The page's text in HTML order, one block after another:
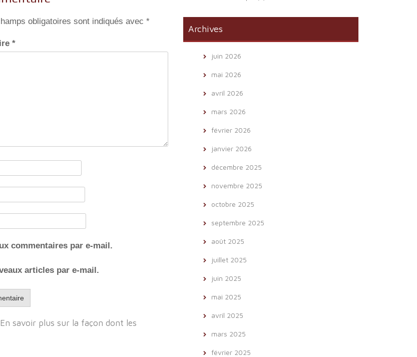
obligatoires sont indiqués avec *
*
commentaires par e-mail.
articles par e-mail.
En savoir plus sur la façon dont les
Archives
juin 2026
mai 2026
avril 2026
mars 2026
février 2026
janvier 2026
décembre 2025
novembre 2025
octobre 2025
septembre 2025
août 2025
juillet 2025
juin 2025
mai 2025
avril 2025
mars 2025
février 2025